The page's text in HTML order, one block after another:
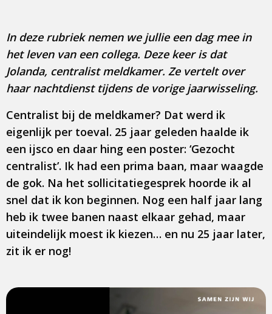
In deze rubriek nemen we jullie een dag mee in
het leven van een collega. Deze keer is dat
Jolanda, centralist meldkamer. Ze vertelt over
haar nachtdienst tijdens de vorige jaarwisseling.
Centralist bij de meldkamer? Dat werd ik
eigenlijk per toeval. 25 jaar geleden haalde ik
een ijsco en daar hing een poster: ‘Gezocht
centralist’. Ik had een prima baan, maar waagde
de gok. Na het sollicitatiegesprek hoorde ik al
snel dat ik kon beginnen. Nog een half jaar lang
heb ik twee banen naast elkaar gehad, maar
uiteindelijk moest ik kiezen… en nu 25 jaar later,
zit ik er nog!